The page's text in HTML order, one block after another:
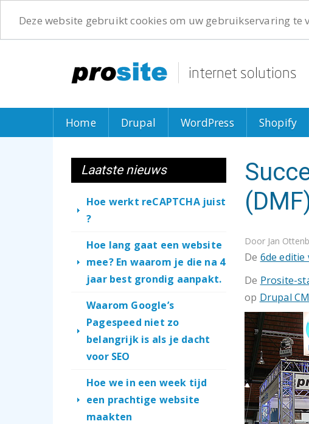
Deze website gebruikt cookies om uw gebruikservaring te
inhoud
Home Drupal WordPress Shopify
Door Jan
De 6de editie
De Prosite-
op Drupal
Laatste nieuws
Hoe werkt reCAPTCHA juist
?
Hoe lang gaat een website
mee? En waarom je die na 4
jaar best grondig aanpakt.
Waarom Google’s
Pagespeed niet zo
belangrijk is als je dacht
voor SEO
Hoe we in een week tijd
een prachtige website
maakten